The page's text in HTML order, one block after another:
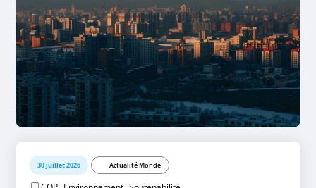
30 juillet 2026 Actualité Monde